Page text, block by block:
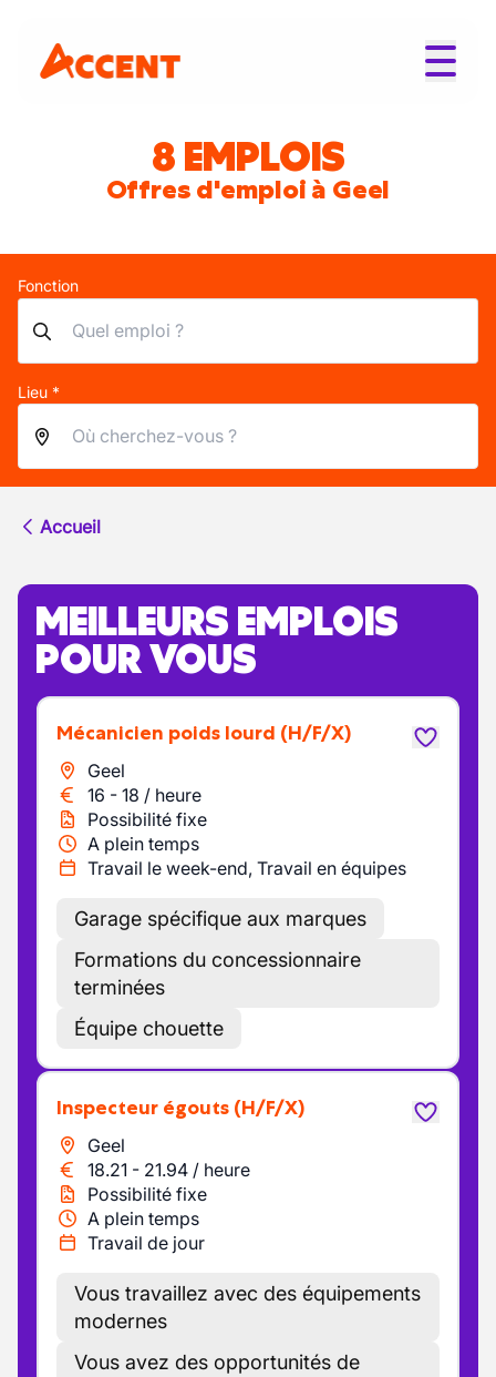
8 EMPLOIS
Offres d'emploi à Geel
Fonction
Lieu *
Accueil
MEILLEURS EMPLOIS
POUR VOUS
Mécanicien poids lourd (H/F/X)
Geel
16 - 18 / heure
Possibilité fixe
A plein temps
Travail le week-end, Travail en équipes
Garage spécifique aux marques
Formations du concessionnaire
terminées
Équipe chouette
Inspecteur égouts (H/F/X)
Geel
18.21 - 21.94 / heure
Possibilité fixe
A plein temps
Travail de jour
Vous travaillez avec des équipements
modernes
Vous avez des opportunités de